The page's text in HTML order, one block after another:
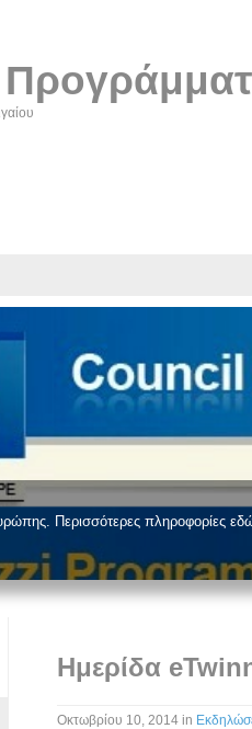
Περισσότερες πληροφορίες
Ημερίδα
Οκτωβρίου 10, 2014 in